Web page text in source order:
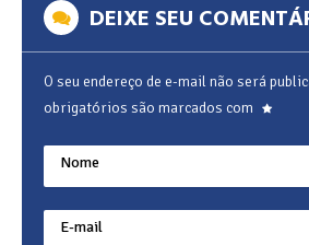
DEIXE SEU
O seu endereço de e-mail não será
obrigatórios são marcados com
Nome
E-mail